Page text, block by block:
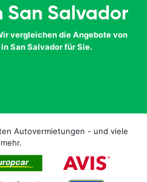
San Salvador
vergleichen die Angebote von
San Salvador für Sie.
Autovermietungen - und viele
mehr.